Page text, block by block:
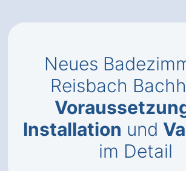
Neues
Reisbach
Installation und
im Detail